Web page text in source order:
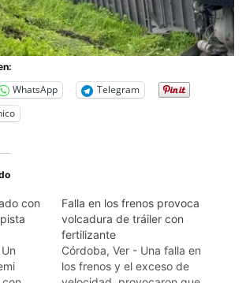
WhatsApp
Telegram
con
Falla en los frenos provoca
volcadura de tráiler con
fertilizante
Córdoba, Ver - Una falla en
los frenos y el exceso de